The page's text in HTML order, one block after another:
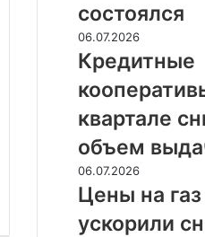
не
состоялся
состоялся
Кредитные
кооперативы
квартале
снизили
объем
выдач
на
47%
06.07.2026
Кредитные
квартале
объем
Цены
на
газ
в
06.07.2026
Цены на
ускорили